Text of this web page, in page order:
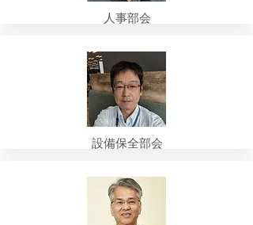
人事部会
設備保全部会